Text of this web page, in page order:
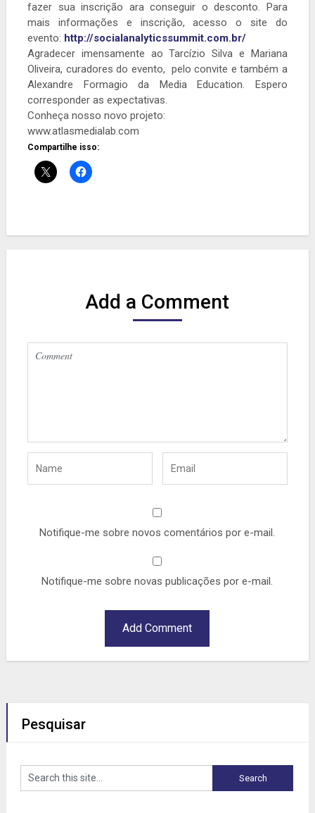
fazer sua inscrição ara conseguir o desconto. Para
mais informações e inscrição, acesso o site do
evento: http://socialanalyticssummit.com.br/
Agradecer imensamente ao Tarcízio Silva e Mariana
Oliveira, curadores do evento, pelo convite e também a
Alexandre Formagio da Media Education. Espero
corresponder as expectativas.
Conheça nosso novo projeto:
www.atlasmedialab.com
Compartilhe isso:
Add a Comment
Notifique-me sobre novos comentários por e-mail.
Notifique-me sobre novas publicações por e-mail.
Pesquisar